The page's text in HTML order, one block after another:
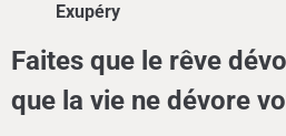
Exupéry
Faites que le rêve
que la vie ne dévore